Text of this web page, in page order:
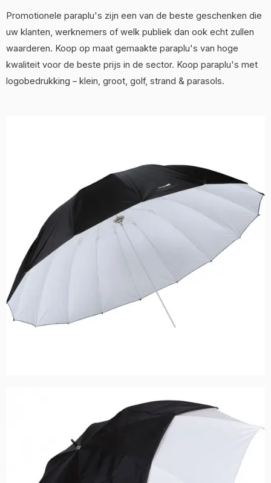
Promotionele paraplu's zijn een van de beste geschenken die
uw klanten, werknemers of welk publiek dan ook echt zullen
waarderen. Koop op maat gemaakte paraplu's van hoge
kwaliteit voor de beste prijs in de sector. Koop paraplu's met
logobedrukking – klein, groot, golf, strand & parasols.